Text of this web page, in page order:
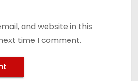
and website in this
time I comment.